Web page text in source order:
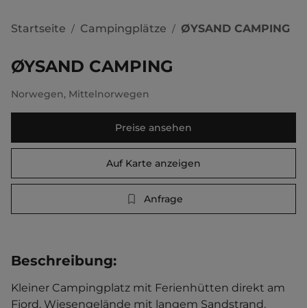
Startseite / Campingplätze / ØYSAND CAMPING
ØYSAND CAMPING
Norwegen, Mittelnorwegen
Preise ansehen
Auf Karte anzeigen
Anfrage
Beschreibung:
Kleiner Campingplatz mit Ferienhütten direkt am
Fjord. Wiesengelände mit langem Sandstrand.